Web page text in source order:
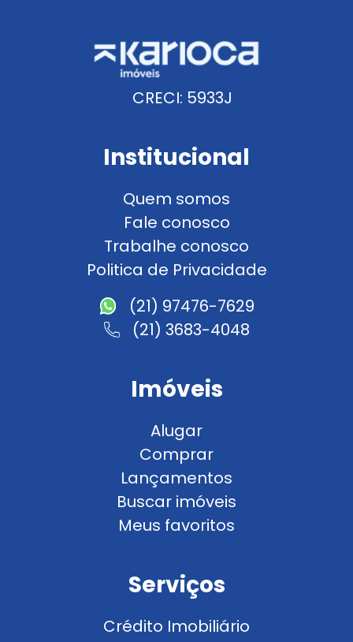
CRECI: 5933J
Institucional
Quem somos
Fale conosco
Trabalhe conosco
Politica de Privacidade
(21) 97476-7629
(21) 3683-4048
Imóveis
Alugar
Comprar
Lançamentos
Buscar imóveis
Meus favoritos
Serviços
Crédito Imobiliário